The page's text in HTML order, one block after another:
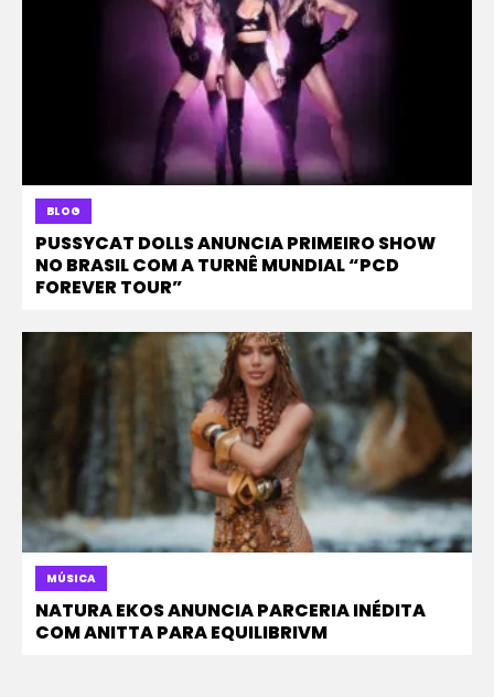
BLOG
PUSSYCAT DOLLS ANUNCIA PRIMEIRO SHOW
NO BRASIL COM A TURNÊ MUNDIAL “PCD
FOREVER TOUR”
MÚSICA
NATURA EKOS ANUNCIA PARCERIA INÉDITA
COM ANITTA PARA EQUILIBRIVM